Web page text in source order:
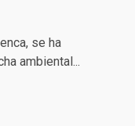
se ha
ambiental...